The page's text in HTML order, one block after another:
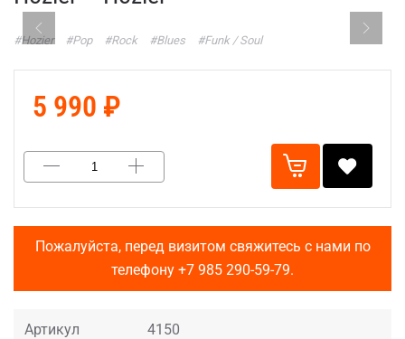
#Hozier #Pop #Rock #Blues #Funk / Soul
5 990 ₽
Пожалуйста, перед визитом свяжитесь с нами по
телефону +7 985 290-59-79.
Артикул 4150